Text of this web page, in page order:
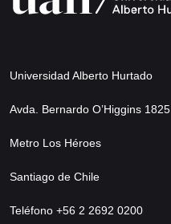
Universidad Alberto Hurtado
Avda. Bernardo O’Higgins 1825
Metro Los Héroes
Santiago de Chile
Teléfono +56 2 2692 0200